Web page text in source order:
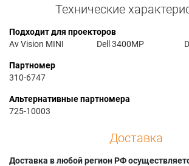
Технические
Подходит для проекторов
Av Vision MINI
Dell 3400MP
Партномер
310-6747
Альтернативные партномера
725-10003
Доставка
Доставка в любой регион РФ